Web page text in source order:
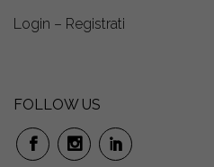
Login – Registrati
FOLLOW US